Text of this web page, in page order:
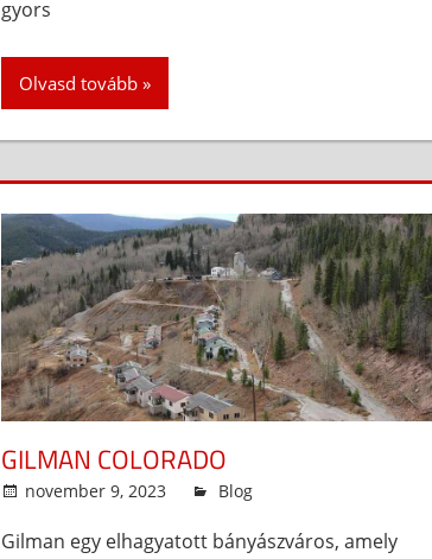
gyors
Olvasd tovább
GILMAN COLORADO
november 9, 2023 admin
Blog
Gilman egy elhagyatott bányászváros, amely